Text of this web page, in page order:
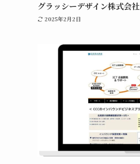
グラッシーデザイン株式会社
2025年2月2日